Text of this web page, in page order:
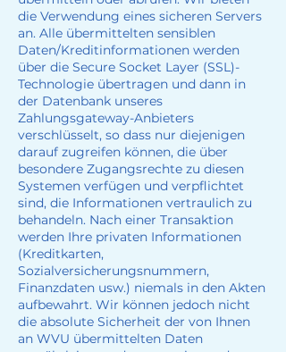
die Verwendung eines sicheren Servers
an. Alle übermittelten sensiblen
Daten/Kreditinformationen werden
über die Secure Socket Layer (SSL)-
Technologie übertragen und dann in
der Datenbank unseres
Zahlungsgateway-Anbieters
verschlüsselt, so dass nur diejenigen
darauf zugreifen können, die über
besondere Zugangsrechte zu diesen
Systemen verfügen und verpflichtet
sind, die Informationen vertraulich zu
behandeln. Nach einer Transaktion
werden Ihre privaten Informationen
(Kreditkarten,
Sozialversicherungsnummern,
Finanzdaten usw.) niemals in den Akten
aufbewahrt. Wir können jedoch nicht
die absolute Sicherheit der von Ihnen
an WVU übermittelten Daten